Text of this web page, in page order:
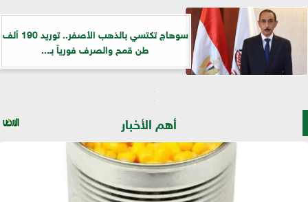
سوهاج تكتسي بالذهب الأصفر.. توريد 190 ألف
طن قمح والصرف فورياً بـ...
أهم الأخبار